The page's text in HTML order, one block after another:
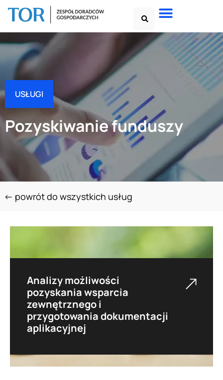
USŁUGI
Pozyskiwanie funduszy
<- powrót do wszystkich usług
Analizy możliwości
pozyskania wsparcia
zewnętrznego i
przygotowania dokumentacji
aplikacyjnej
finansowania i przygotowujemy kompletną